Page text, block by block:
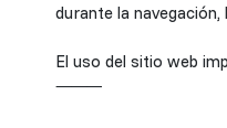
durante la
El uso del sitio web
⸻